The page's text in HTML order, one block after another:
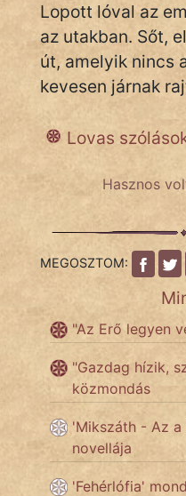
IRODALOM
SZÓLÁS
MAGYARSÁG
TÖRTÉNELEM
Népszerű szerzőink:
cinege
Lopott lóval az
az utakban. Sőt,
út, amelyik nincs
kevesen járnak
Lovas
Hasznos
MEGOSZTOM:
"Az Erő legyen
"Gazdag hízik,
közmondás
'Mikszáth - Az
novellája
'Fehérlófia'